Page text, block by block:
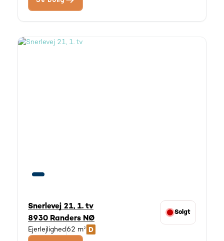
Snerlevej 21, 1. tv
8930 Randers NØ
Solgt
Ejerlejlighed 62 m²